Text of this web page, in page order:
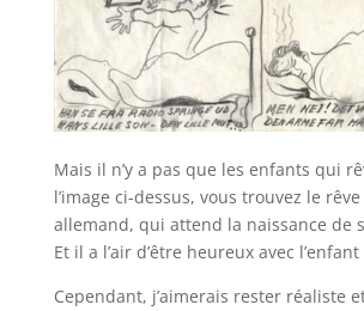
Mais il n’y a pas que les enfants qui
l’image ci-dessus, vous trouvez le rêve
allemand, qui attend la naissance de
Et il a l’air d’être heureux avec l’enfant
Cependant, j’aimerais rester réaliste